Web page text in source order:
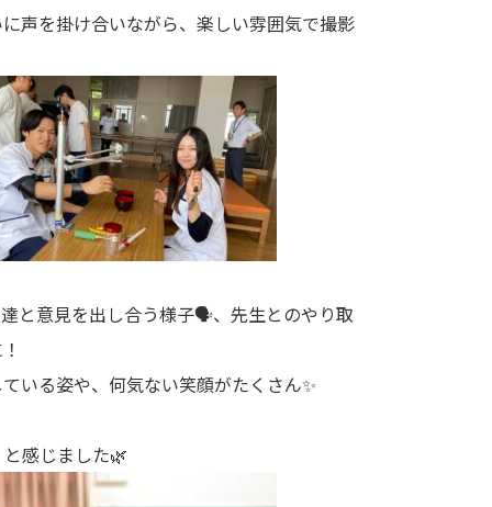
声を掛け合いながら、楽しい雰囲気で撮影
と意見を出し合う様子🗣️、先生とのやり取
いる姿や、何気ない笑顔がたくさん✨
感じました🌿